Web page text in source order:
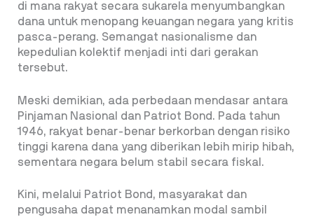
di mana rakyat secara sukarela menyumbangkan
dana untuk menopang keuangan negara yang kritis
pasca-perang. Semangat nasionalisme dan
kepedulian kolektif menjadi inti dari gerakan
tersebut.
Meski demikian, ada perbedaan mendasar antara
Pinjaman Nasional dan Patriot Bond. Pada tahun
1946, rakyat benar-benar berkorban dengan risiko
tinggi karena dana yang diberikan lebih mirip hibah,
sementara negara belum stabil secara fiskal.
Kini, melalui Patriot Bond, masyarakat dan
pengusaha dapat menanamkan modal sambil